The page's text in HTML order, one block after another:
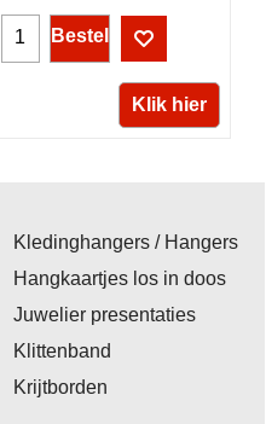
Bestel
Klik hier
Kledinghangers / Hangers
Hangkaartjes los in doos
Juwelier presentaties
Klittenband
Krijtborden